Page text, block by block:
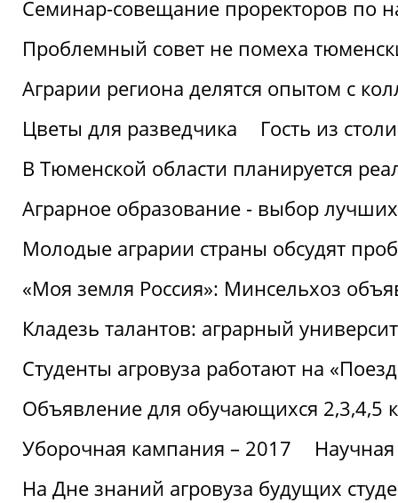
Семинар-совещание проректоров по
Проблемный совет не помеха
Аграрии региона делятся опытом с
Цветы для разведчика
Гость из
В Тюменской области планируется
Аграрное образование - выбор лучших
Молодые аграрии страны обсудят
«Моя земля Россия»: Минсельхоз
Кладезь талантов: аграрный
Студенты агровуза работают на
Объявление для обучающихся 2,3,4,5
Уборочная кампания – 2017
На Дне знаний агровуза будущих